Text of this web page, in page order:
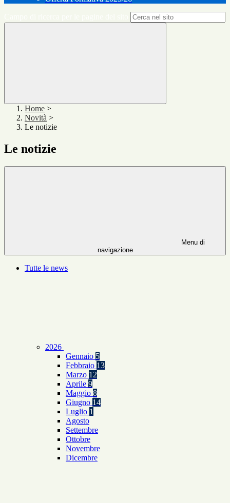
Home >
Novità >
Le notizie
Le notizie
Menu di
navigazione
Tutte le news
2026
Gennaio 5
Febbraio 13
Marzo 12
Aprile 9
Maggio 8
Giugno 14
Luglio 1
Agosto
Settembre
Ottobre
Novembre
Dicembre